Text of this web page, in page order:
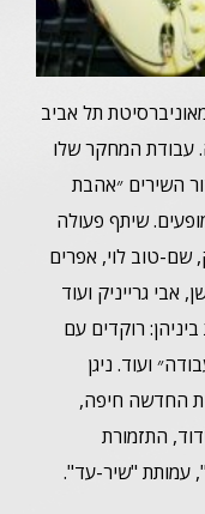
תל אביב
עבודת המחקר שלו
השירים ״אהבת
שיתף פעולה
שם-טוב לוי, אפרים
אבי גרייניק ועוד
ביניהן: רוקדים עם
ועוד. ניגן
החדשה חיפה,
התזמורת
עמותת "שיר-עד".